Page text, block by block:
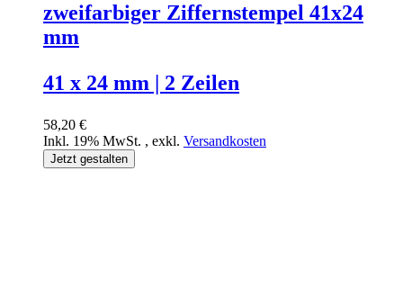
zweifarbiger Ziffernstempel 41x24
mm
41 x 24 mm | 2 Zeilen
58,20 €
Inkl. 19% MwSt. , exkl. Versandkosten
Jetzt gestalten